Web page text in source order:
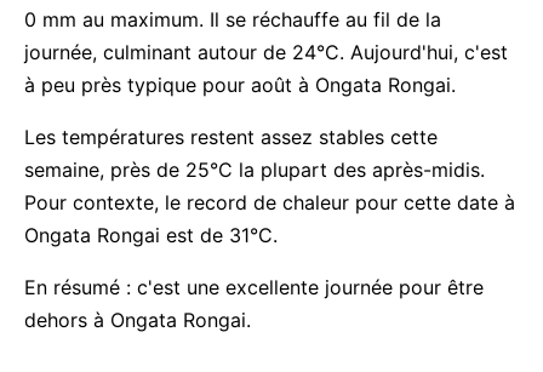
0 mm au maximum. Il se réchauffe au fil de la
journée, culminant autour de 24°C. Aujourd'hui, c'est
à peu près typique pour août à Ongata Rongai.
Les températures restent assez stables cette
semaine, près de 25°C la plupart des après-midis.
Pour contexte, le record de chaleur pour cette date à
Ongata Rongai est de 31°C.
En résumé : c'est une excellente journée pour être
dehors à Ongata Rongai.